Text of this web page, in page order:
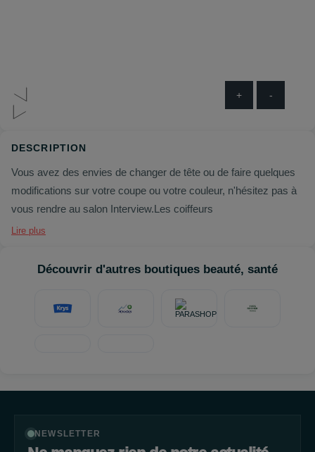
+ -
DESCRIPTION
Vous avez des envies de changer de tête ou de faire quelques
modifications sur votre coupe ou votre couleur, n'hésitez pas à
vous rendre au salon Interview.Les coiffeurs
Lire plus
Découvrir d'autres boutiques beauté, santé
NEWSLETTER